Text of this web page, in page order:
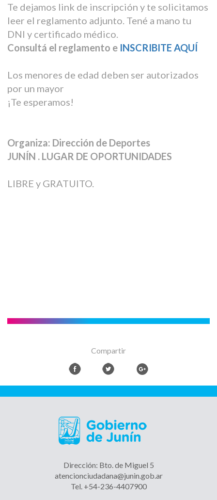
Te dejamos link de inscripción y te solicitamos
leer el reglamento adjunto. Tené a mano tu
DNI y certificado médico.
Consultá el reglamento e INSCRIBITE AQUÍ
Los menores de edad deben ser autorizados
por un mayor
¡Te esperamos!
Organiza: Dirección de Deportes
JUNÍN . LUGAR DE OPORTUNIDADES
LIBRE y GRATUITO.
Compartir
Dirección: Bto. de Miguel 5
atencionciudadana@junin.gob.ar
Tel. +54-236-4407900